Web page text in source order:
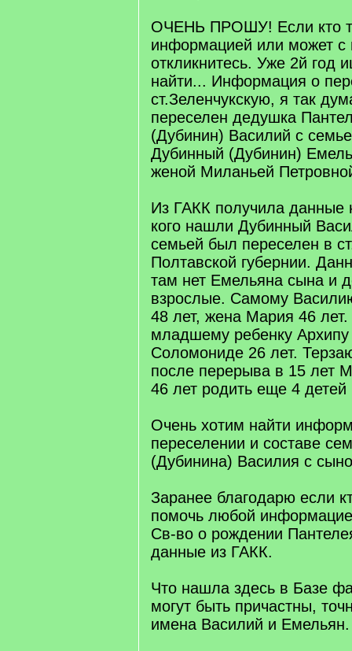
ОЧЕНЬ ПРОШУ! Если кто
информацией или может с
откликнитесь. Уже 2й год
найти... Информация о
ст.Зеленчукскую, я так
переселен дедушка
(Дубинин) Василий с
Дубинный (Дубинин)
женой Миланьей
Из ГАКК получила данные
кого нашли Дубинный
семьей был переселен в
Полтавской губернии.
там нет Емельяна сына и
взрослые. Самому
48 лет, жена Мария 46
младшему ребенку Архипу
Соломониде 26 лет.
после перерыва в 15 лет
46 лет родить еще 4 детей
Очень хотим найти
переселении и составе
(Дубинина) Василия с
Заранее благодарю если
помочь любой
Св-во о рождении
данные из ГАКК.
Что нашла здесь в Базе
могут быть причастны,
имена Василий и Емельян.